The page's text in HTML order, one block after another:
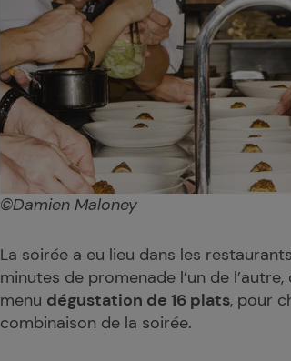
©Damien Maloney
La soirée a eu lieu dans les
minutes de promenade l’un de
menu dégustation de 16 plats, pour
combinaison de la soirée.